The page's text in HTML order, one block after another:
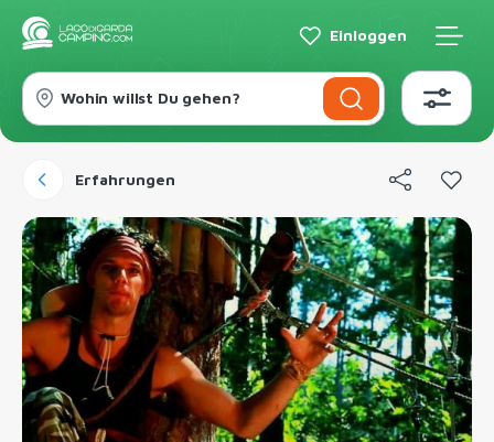
Einloggen
Wohin willst Du gehen?
Erfahrungen